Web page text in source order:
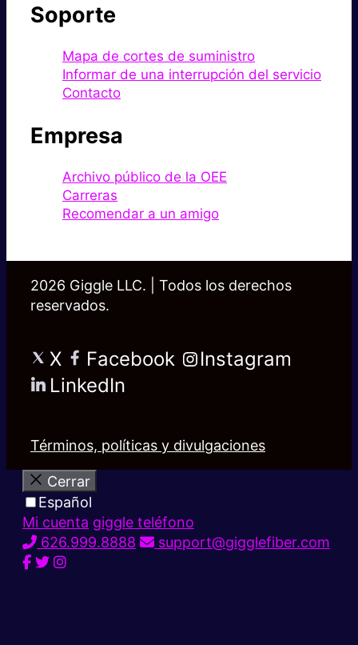
Soporte
Mapa de cortes de suministro
Informar de una interrupción del servicio
Contacto
Empresa
Archivo público de la OEE
Carreras
Recomendar a un amigo
2026 Giggle LLC. | Todos los derechos
reservados.
X Facebook
Instagram
LinkedIn
Términos, políticas y divulgaciones
Cerrar
Español
Mi cuenta giggle teléfono
626.999.8888
support@gigglefiber.com